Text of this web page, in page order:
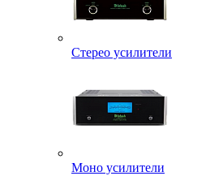
Стерео усилители
Моно усилители